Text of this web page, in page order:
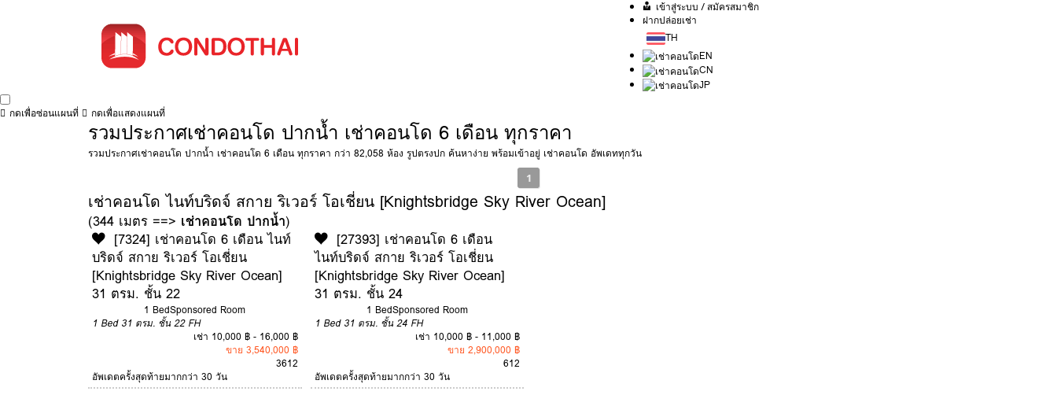
เข้าสู่ระบบ / สมัครสมาชิก
ฝากปล่อยเช่า
TH
EN
CN
JP
กดเพื่อซ่อนแผนที่
กดเพื่อแสดงแผนที่
รวมประกาศเช่าคอนโด ปากน้ำ เช่าคอนโด 6 เดือน ทุกราคา
รวมประกาศเช่าคอนโด ปากน้ำ เช่าคอนโด 6 เดือน ทุกราคา กว่า 82,058 ห้อง รูปตรงปก ค้นหาง่าย พร้อมเข้าอยู่ เช่าคอนโด อัพเดททุกวัน
1
เช่าคอนโด ไนท์บริดจ์ สกาย ริเวอร์ โอเชี่ยน [Knightsbridge Sky River Ocean]
(344 เมตร ==> เช่าคอนโด ปากน้ำ)
[7324] เช่าคอนโด 6 เดือน ไนท์
บริดจ์ สกาย ริเวอร์ โอเชี่ยน
[Knightsbridge Sky River Ocean]
31 ตรม. ชั้น 22
1 BedSponsored Room
1 Bed 31 ตรม. ชั้น 22 FH
เช่า 10,000 ฿ - 16,000 ฿
ขาย 3,540,000 ฿
3612
อัพเดตครั้งสุดท้ายมากกว่า 30 วัน
[27393] เช่าคอนโด 6 เดือน
ไนท์บริดจ์ สกาย ริเวอร์ โอเชี่ยน
[Knightsbridge Sky River Ocean]
31 ตรม. ชั้น 24
1 BedSponsored Room
1 Bed 31 ตรม. ชั้น 24 FH
เช่า 10,000 ฿ - 11,000 ฿
ขาย 2,900,000 ฿
612
อัพเดตครั้งสุดท้ายมากกว่า 30 วัน